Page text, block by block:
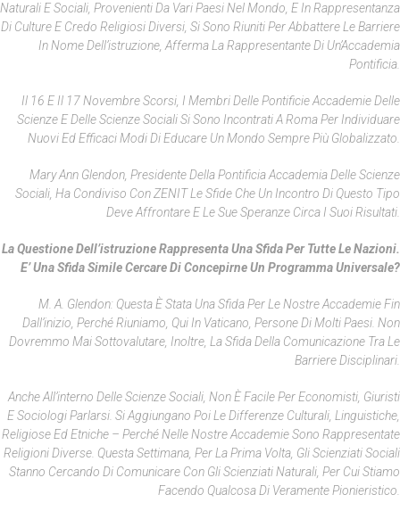
Naturali E Sociali, Provenienti Da Vari Paesi Nel Mondo, E In Rappresentanza
Di Culture E Credo Religiosi Diversi, Si Sono Riuniti Per Abbattere Le Barriere
In Nome Dell’istruzione, Afferma La Rappresentante Di Un’Accademia
Pontificia.
Il 16 E Il 17 Novembre Scorsi, I Membri Delle Pontificie Accademie Delle
Scienze E Delle Scienze Sociali Si Sono Incontrati A Roma Per Individuare
Nuovi Ed Efficaci Modi Di Educare Un Mondo Sempre Più Globalizzato.
Mary Ann Glendon, Presidente Della Pontificia Accademia Delle Scienze
Sociali, Ha Condiviso Con ZENIT Le Sfide Che Un Incontro Di Questo Tipo
Deve Affrontare E Le Sue Speranze Circa I Suoi Risultati.
La Questione Dell’istruzione Rappresenta Una Sfida Per Tutte Le Nazioni.
E’ Una Sfida Simile Cercare Di Concepirne Un Programma Universale?
M. A. Glendon: Questa È Stata Una Sfida Per Le Nostre Accademie Fin
Dall’inizio, Perché Riuniamo, Qui In Vaticano, Persone Di Molti Paesi. Non
Dovremmo Mai Sottovalutare, Inoltre, La Sfida Della Comunicazione Tra Le
Barriere Disciplinari.
Anche All’interno Delle Scienze Sociali, Non È Facile Per Economisti, Giuristi
E Sociologi Parlarsi. Si Aggiungano Poi Le Differenze Culturali, Linguistiche,
Religiose Ed Etniche – Perché Nelle Nostre Accademie Sono Rappresentate
Religioni Diverse. Questa Settimana, Per La Prima Volta, Gli Scienziati Sociali
Stanno Cercando Di Comunicare Con Gli Scienziati Naturali, Per Cui Stiamo
Facendo Qualcosa Di Veramente Pionieristico.